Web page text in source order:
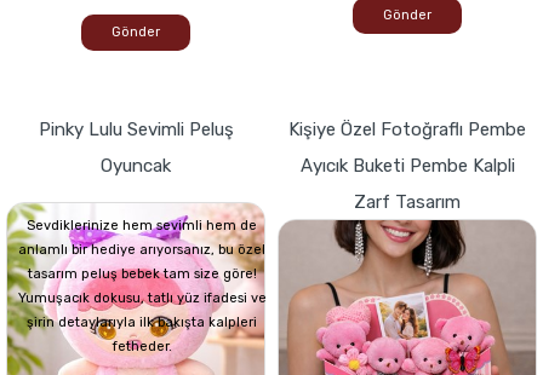
Gönder
Gönder
Pinky Lulu Sevimli Peluş
Oyuncak
Sevdiklerinize hem sevimli hem de
anlamlı bir hediye arıyorsanız, bu özel
tasarım peluş bebek tam size göre!
Yumuşacık dokusu, tatlı yüz ifadesi ve
şirin detaylarıyla ilk bakışta kalpleri
fetheder.
Kişiye Özel Fotoğraflı Pembe
Ayıcık Buketi Pembe Kalpli
Zarf Tasarım